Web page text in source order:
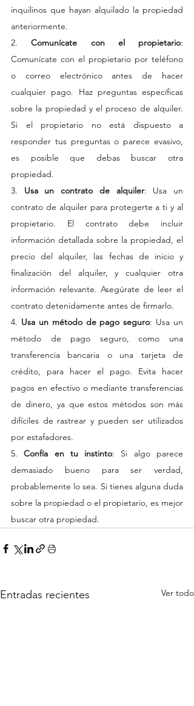
inquilinos que hayan alquilado la propiedad
anteriormente.
2. Comunícate con el propietario:
Comunícate con el propietario por teléfono
o correo electrónico antes de hacer
cualquier pago. Haz preguntas específicas
sobre la propiedad y el proceso de alquiler.
Si el propietario no está dispuesto a
responder tus preguntas o parece evasivo,
es posible que debas buscar otra
propiedad.
3. Usa un contrato de alquiler: Usa un
contrato de alquiler para protegerte a ti y al
propietario. El contrato debe incluir
información detallada sobre la propiedad, el
precio del alquiler, las fechas de inicio y
finalización del alquiler, y cualquier otra
información relevante. Asegúrate de leer el
contrato detenidamente antes de firmarlo.
4. Usa un método de pago seguro: Usa un
método de pago seguro, como una
transferencia bancaria o una tarjeta de
crédito, para hacer el pago. Evita hacer
pagos en efectivo o mediante transferencias
de dinero, ya que estos métodos son más
difíciles de rastrear y pueden ser utilizados
por estafadores.
5. Confía en tu instinto: Si algo parece
demasiado bueno para ser verdad,
probablemente lo sea. Si tienes alguna duda
sobre la propiedad o el propietario, es mejor
buscar otra propiedad.
Entradas recientes Ver todo